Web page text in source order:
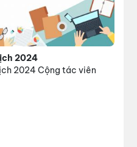
2024
2024 Cộng tác viên